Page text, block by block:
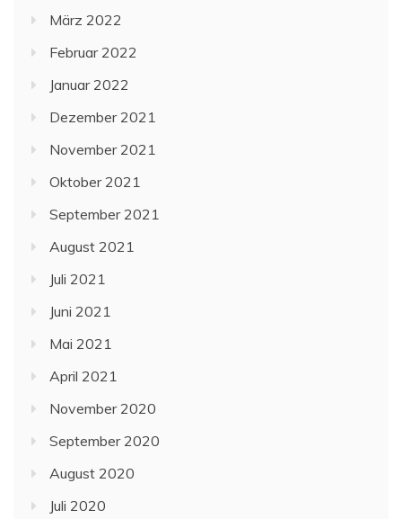
März 2022
Februar 2022
Januar 2022
Dezember 2021
November 2021
Oktober 2021
September 2021
August 2021
Juli 2021
Juni 2021
Mai 2021
April 2021
November 2020
September 2020
August 2020
Juli 2020